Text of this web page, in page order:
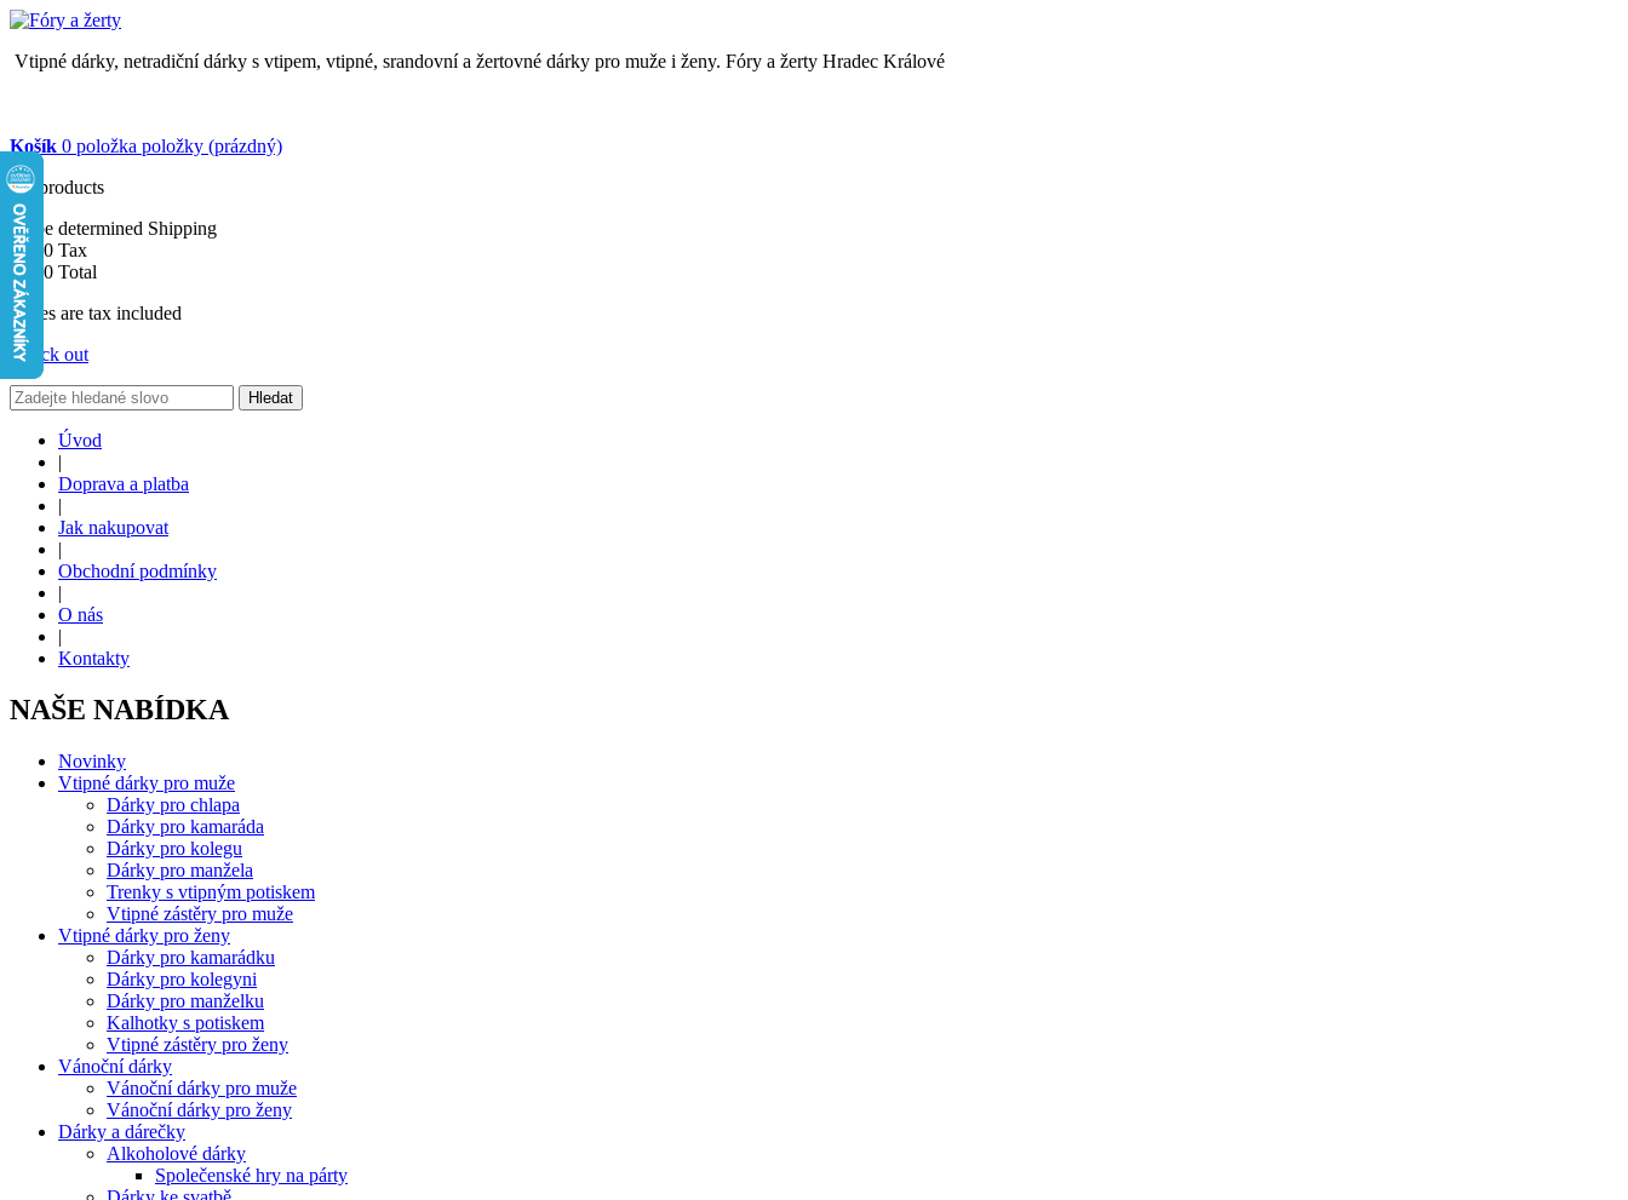
Vtipné dárky, netradiční dárky s vtipem, vtipné, srandovní a žertovné dárky pro muže i ženy. Fóry a žerty Hradec Králové
Košík 0 položka položky (prázdný)
No products
To be determined Shipping
$0.00 Tax
$0.00 Total
Prices are tax included
Check out
Hledat
Úvod
|
Doprava a platba
|
Jak nakupovat
|
Obchodní podmínky
|
O nás
|
Kontakty
NAŠE NABÍDKA
Novinky
Vtipné dárky pro muže
Dárky pro chlapa
Dárky pro kamaráda
Dárky pro kolegu
Dárky pro manžela
Trenky s vtipným potiskem
Vtipné zástěry pro muže
Vtipné dárky pro ženy
Dárky pro kamarádku
Dárky pro kolegyni
Dárky pro manželku
Kalhotky s potiskem
Vtipné zástěry pro ženy
Vánoční dárky
Vánoční dárky pro muže
Vánoční dárky pro ženy
Dárky a dárečky
Alkoholové dárky
Společenské hry na párty